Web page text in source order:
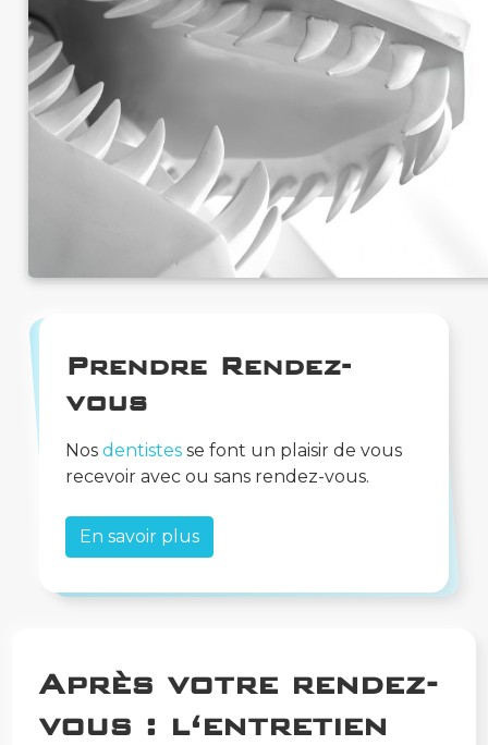
Prendre Rendez-
vous
Nosdentistes se font un plaisir de vous
recevoir avec ou sans rendez-vous.
En savoir plus
Après votre rendez-
vous : l‘entretien